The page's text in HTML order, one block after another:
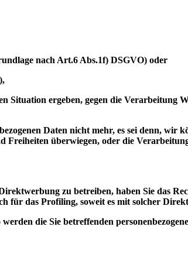
nach Art.6 Abs.1f) DSGVO) oder
Situation ergeben, gegen die Verarbeitung
Daten nicht mehr, es sei denn, wir
überwiegen, oder die
zu betreiben, haben Sie das
für das Profiling, soweit es mit solcher
die Sie betreffenden